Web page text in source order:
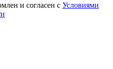
и согласен с Условиями